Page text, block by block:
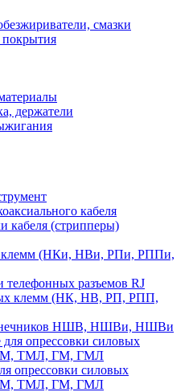
смазки
держатели
кабеля
кабеля (стрипперы)
клемм (НКи, НВи, РПи, РППи,
разъемов RJ
клемм (НК, НВ, РП, РПП,
НШВ, НШВи, НШВи
опрессовки силовых
ТМ, ТМЛ, ГМ, ГМЛ
опрессовки силовых
ТМ, ТМЛ, ГМ, ГМЛ